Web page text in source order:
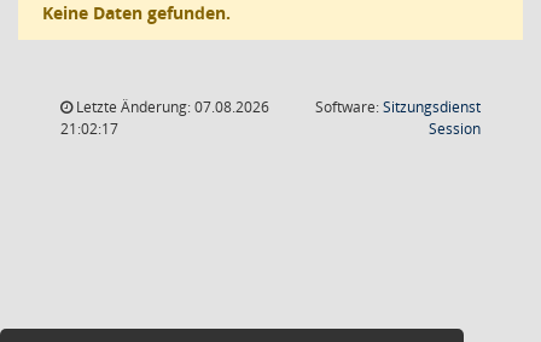
Keine Daten gefunden.
Letzte Änderung: 07.08.2026
21:02:17
Software:Sitzungsdienst
Session(Wird in